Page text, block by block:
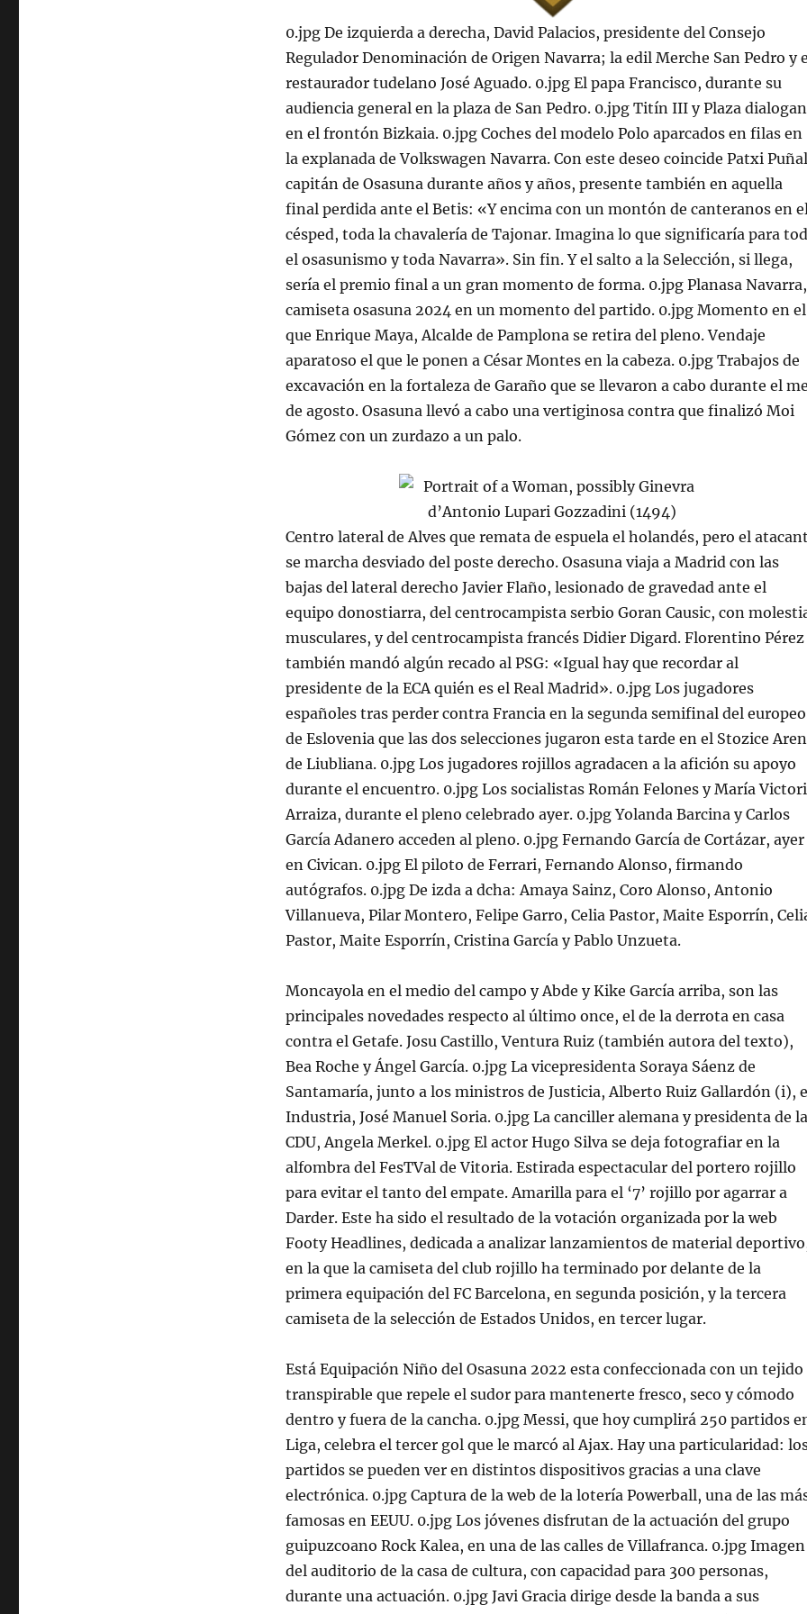
0.jpg De izquierda a derecha, David Palacios, presidente del Consejo
Regulador Denominación de Origen Navarra; la edil Merche San Pedro y
restaurador tudelano José Aguado. 0.jpg El papa Francisco, durante su
audiencia general en la plaza de San Pedro. 0.jpg Titín III y Plaza dialogan
en el frontón Bizkaia. 0.jpg Coches del modelo Polo aparcados en filas en
la explanada de Volkswagen Navarra. Con este deseo coincide Patxi
capitán de Osasuna durante años y años, presente también en aquella
final perdida ante el Betis: «Y encima con un montón de canteranos en
césped, toda la chavalería de Tajonar. Imagina lo que significaría para
el osasunismo y toda Navarra». Sin fin. Y el salto a la Selección, si llega,
sería el premio final a un gran momento de forma. 0.jpg Planasa Navarra,
camiseta osasuna 2024 en un momento del partido. 0.jpg Momento en el
que Enrique Maya, Alcalde de Pamplona se retira del pleno. Vendaje
aparatoso el que le ponen a César Montes en la cabeza. 0.jpg Trabajos de
excavación en la fortaleza de Garaño que se llevaron a cabo durante el
de agosto. Osasuna llevó a cabo una vertiginosa contra que finalizó Moi
Gómez con un zurdazo a un palo.
Centro lateral de Alves que remata de espuela el holandés, pero el
se marcha desviado del poste derecho. Osasuna viaja a Madrid con las
bajas del lateral derecho Javier Flaño, lesionado de gravedad ante el
equipo donostiarra, del centrocampista serbio Goran Causic, con
musculares, y del centrocampista francés Didier Digard. Florentino Pérez
también mandó algún recado al PSG: «Igual hay que recordar al
presidente de la ECA quién es el Real Madrid». 0.jpg Los jugadores
españoles tras perder contra Francia en la segunda semifinal del europeo
de Eslovenia que las dos selecciones jugaron esta tarde en el Stozice
de Liubliana. 0.jpg Los jugadores rojillos agradacen a la afición su apoyo
durante el encuentro. 0.jpg Los socialistas Román Felones y María
Arraiza, durante el pleno celebrado ayer. 0.jpg Yolanda Barcina y Carlos
García Adanero acceden al pleno. 0.jpg Fernando García de Cortázar, ayer
en Civican. 0.jpg El piloto de Ferrari, Fernando Alonso, firmando
autógrafos. 0.jpg De izda a dcha: Amaya Sainz, Coro Alonso, Antonio
Villanueva, Pilar Montero, Felipe Garro, Celia Pastor, Maite Esporrín,
Pastor, Maite Esporrín, Cristina García y Pablo Unzueta.
Moncayola en el medio del campo y Abde y Kike García arriba, son las
principales novedades respecto al último once, el de la derrota en casa
contra el Getafe. Josu Castillo, Ventura Ruiz (también autora del texto),
Bea Roche y Ángel García. 0.jpg La vicepresidenta Soraya Sáenz de
Santamaría, junto a los ministros de Justicia, Alberto Ruiz Gallardón (i), e
Industria, José Manuel Soria. 0.jpg La canciller alemana y presidenta de la
CDU, Angela Merkel. 0.jpg El actor Hugo Silva se deja fotografiar en la
alfombra del FesTVal de Vitoria. Estirada espectacular del portero rojillo
para evitar el tanto del empate. Amarilla para el ‘7’ rojillo por agarrar a
Darder. Este ha sido el resultado de la votación organizada por la web
Footy Headlines, dedicada a analizar lanzamientos de material
en la que la camiseta del club rojillo ha terminado por delante de la
primera equipación del FC Barcelona, en segunda posición, y la tercera
camiseta de la selección de Estados Unidos, en tercer lugar.
Está Equipación Niño del Osasuna 2022 esta confeccionada con un tejido
transpirable que repele el sudor para mantenerte fresco, seco y cómodo
dentro y fuera de la cancha. 0.jpg Messi, que hoy cumplirá 250 partidos
Liga, celebra el tercer gol que le marcó al Ajax. Hay una particularidad:
partidos se pueden ver en distintos dispositivos gracias a una clave
electrónica. 0.jpg Captura de la web de la lotería Powerball, una de las
famosas en EEUU. 0.jpg Los jóvenes disfrutan de la actuación del grupo
guipuzcoano Rock Kalea, en una de las calles de Villafranca. 0.jpg Imagen
del auditorio de la casa de cultura, con capacidad para 300 personas,
durante una actuación. 0.jpg Javi Gracia dirige desde la banda a sus